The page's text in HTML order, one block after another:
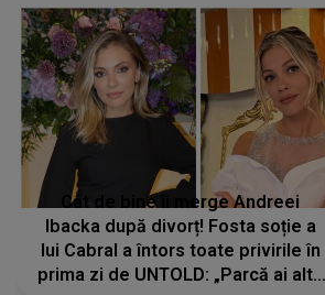
Cât de bine îi merge Andreei
Ibacka după divorț! Fosta soție a
lui Cabral a întors toate privirile în
prima zi de UNTOLD: „Parcă ai altă